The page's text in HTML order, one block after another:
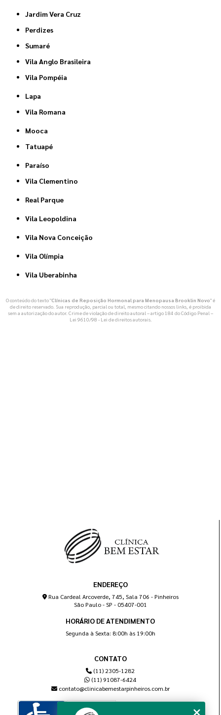
Jardim Vera Cruz
Perdizes
Sumaré
Vila Anglo Brasileira
Vila Pompéia
Lapa
Vila Romana
Mooca
Tatuapé
Paraíso
Vila Clementino
Real Parque
Vila Leopoldina
Vila Nova Conceição
Vila Olímpia
Vila Uberabinha
O conteúdo do texto "Clínicas de Reposição Hormonal para Menopausa Brooklin Novo" é
de direito reservado. Sua reprodução, parcial ou total, mesmo citando nossos links, é proibida
sem a autorização do autor. Crime de violação de direito autoral – artigo 184 do Código Penal –
Lei 9610/98 - Lei de direitos autorais.
ENDEREÇO
Rua Cardeal Arcoverde, 745, Sala 706 - Pinheiros
São Paulo - SP - 05407-001
HORÁRIO DE ATENDIMENTO
Segunda à Sexta: 8:00h às 19:00h
CONTATO
(11) 2305-1282
(11) 91087-6424
contato@clinicabemestarpinheiros.com.br